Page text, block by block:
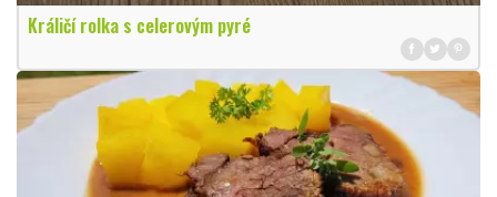
Králičí rolka s celerovým pyré